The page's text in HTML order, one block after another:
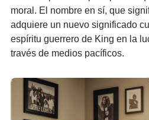
moral. El nombre en sí, que
adquiere un nuevo significado
espíritu guerrero de King en la
través de medios pacíficos.